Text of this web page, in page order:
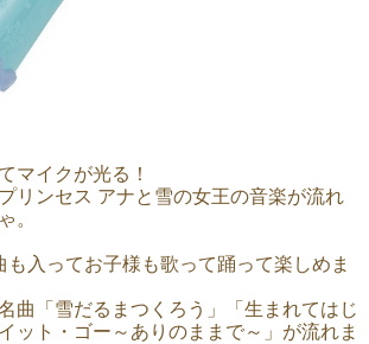
マイクが光る！
リンセス アナと雪の女王の音楽が流れ
。
も入ってお子様も歌って踊って楽しめま
曲「雪だるまつくろう」「生まれてはじ
ット・ゴー～ありのままで～」が流れま